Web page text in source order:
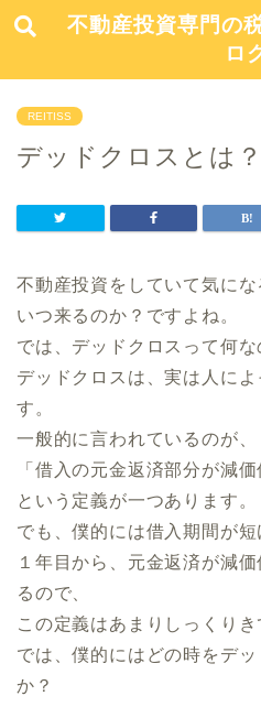
不動産投資専門の
ロ
REITISS
デッドクロスとは？
不動産投資をしていて気に
いつ来るのか？ですよね。
では、デッドクロスって何な
デッドクロスは、実は人に
す。
一般的に言われているのが、
「借入の元金返済部分が減
という定義が一つあります。
でも、僕的には借入期間が短
１年目から、元金返済が減
るので、
この定義はあまりしっくりき
では、僕的にはどの時をデ
か？